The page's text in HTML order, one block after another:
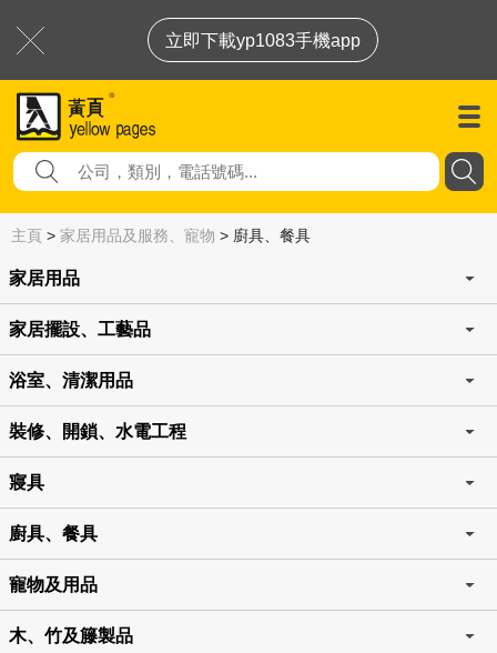
立即下載yp1083手機app
主頁 > 家居用品及服務、寵物 > 廚具、餐具
家居用品
家居擺設、工藝品
浴室、清潔用品
裝修、開鎖、水電工程
寢具
廚具、餐具
寵物及用品
木、竹及籐製品